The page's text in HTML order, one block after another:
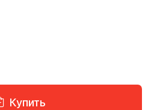
Купить